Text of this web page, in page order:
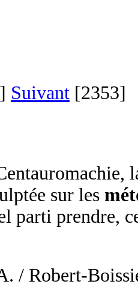
Suivant [2353]
sur les
parti prendre,
/ Robert-